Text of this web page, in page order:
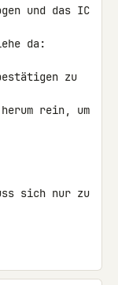
und das IC
da:
zu
rein, um
sich nur zu